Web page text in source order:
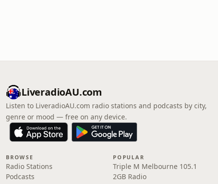
LiveradioAU.com
Listen to LiveradioAU.com radio stations and podcasts by city,
genre or mood — free on any device.
BROWSE
Radio Stations
Podcasts
POPULAR
Triple M Melbourne 105.1
2GB Radio